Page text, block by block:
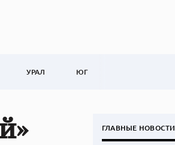
УРАЛ ЮГ
ГЛАВНЫЕ НОВОСТИ